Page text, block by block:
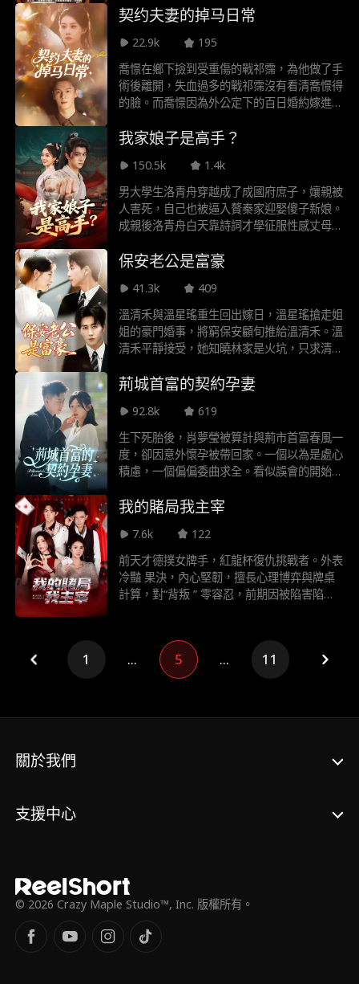
突，白老夫人公開認其為 “孫媳人選”，許硯秋
卻以整頓家業為由暫緩婚約，提出以三月為期
爭奪掌家權。期間，她破解碼頭 “凝冰咒”，聯
合白、秦兩家對抗東瀛商社，盤活許家生意，
與白靳梟感情也在拉扯中升溫。 隨著劇情深
入，許硯秋髮現秦昀被偽道士玄機子用 “萬魂
縛命局” 操控，破除邪術後澄清二人 “命定姻
緣” 是幻象，正視對白靳梟的心意。同時，她
點醒許思蘅使其投身商界，感化許言琛讓其承
擔家族責任。 故事高潮，玄機子聯合東瀛勢
白靳梟背靠背作戰，許硯秋為救白靳梟犧牲，
完成百次輪迴贖罪。七年後，許思蘅成為滬城
首位女性商會會長；現代時空裡，身為非遺修
枚古鈴鐺重逢，千年羈絆終續前緣，為這段跨
果斷的大佬，回家就變身聽話小奶狗。
契约夫妻的掉马日常
22.9k
195
喬憬在鄉下撿到受重傷的戰祁霈，為他做了手
術後離開，失血過多的戰祁霈沒有看清喬憬得
的臉。而喬憬因為外公定下的百日婚約嫁進戰
我家娘子是高手？
150.5k
1.4k
男大學生洛青舟穿越成了成國府庶子，孃親被
人害死，自己也被逼入贅秦家迎娶傻子新娘。
成親後洛青舟白天靠詩詞才學征服性感丈母孃
只是每晚跟自己洞房的好像都是不同的人？
保安老公是富豪
41.3k
409
溫清禾與溫星瑤重生回出嫁日，溫星瑤搶走姐
姐的豪門婚事，將窮保安顧旬推給溫清禾。溫
清禾平靜接受，她知曉林家是火坑，只求清
一邊，溫星瑤嫁入豪門後丈夫出軌，她試圖勾
樣。
荊城首富的契約孕妻
92.8k
619
生下死胎後，肖夢瑩被算計與荊市首富春風一
度，卻因意外懷孕被帶回家。一個以為是處心
積慮，一個偏偏委曲求全。看似誤會的開始，
相敬如賓？還是隨心所動？被愛傷過的肖夢瑩
我的賭局我主宰
7.6k
122
前天才德撲女牌手，紅龍杯復仇挑戰者。外表
冷豔 果決，內心堅韌，擅長心理博弈與牌桌
計算，對“背叛 ” 零容忍，前期因被陷害陷入
仇目標迴歸，聯合陸沉、葉薇對抗周揚，最終
在紅 龍杯決賽擊敗周揚，洗刷冤屈並收穫愛
情。 表面是周揚的“結拜兄弟 ”、德撲明星牌
盟友與守護者，最終協助警方逮捕周揚，與林
而放棄牌桌，為女兒小雨變得勇敢 堅韌，擅
練，最終助林晚奪冠， 也為自己與女兒贏得
未來。
1 ... 5 ... 11
關於我們
支援中心
© 2026 Crazy Maple Studio™, Inc. 版權所有。